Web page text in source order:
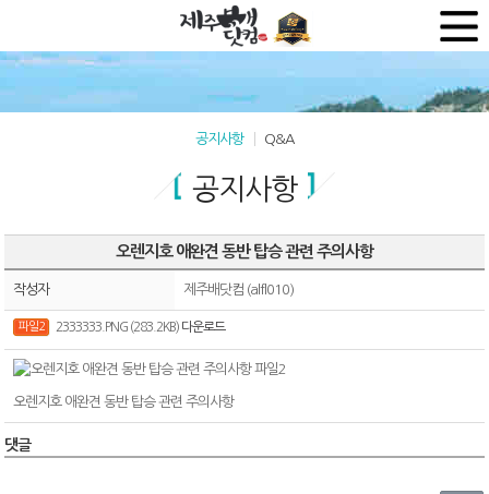
공지사항 Q&A
공지사항
오렌지호 애완견 동반 탑승 관련 주의사항
작성자 제주배닷컴 (alfl010)
파일2 2333333.PNG (283.2KB) 다운로드
오렌지호 애완견 동반 탑승 관련 주의사항
댓글